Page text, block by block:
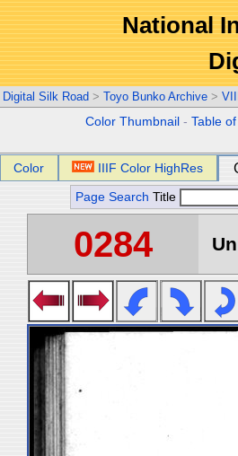
National
Digital Silk Road > Toyo Bunko Archive >
Color Thumbnail -Table
Color IIIF Color HighRes
Page Search Title
0284